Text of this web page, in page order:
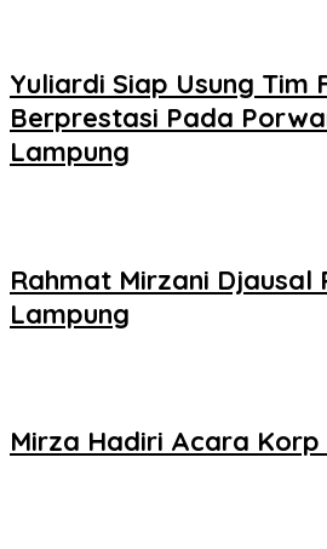
Yuliardi Siap Usung Tim
Berprestasi Pada
Lampung
Rahmat Mirzani Djausal
Lampung
Mirza Hadiri Acara Korp